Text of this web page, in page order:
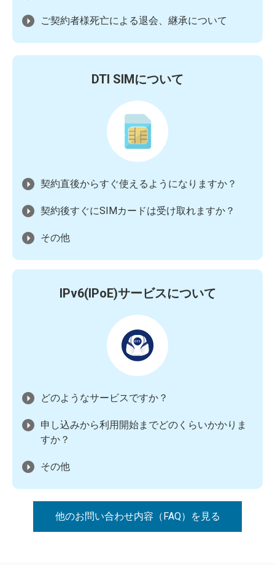
ご契約者様死亡による退会、継承について
DTI SIMについて
契約直後からすぐ使えるようになりますか？
契約後すぐにSIMカードは受け取れますか？
その他
IPv6(IPoE)サービスについて
どのようなサービスですか？
申し込みから利用開始までどのくらいかかりま
すか？
その他
他のお問い合わせ内容（FAQ）を見る